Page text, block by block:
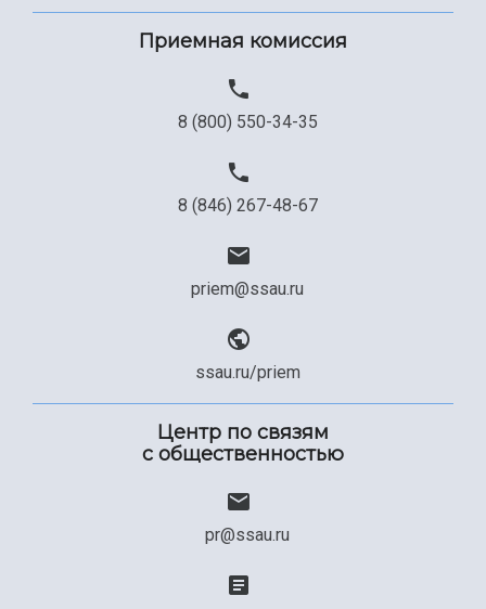
Приемная комиссия
8 (800) 550-34-35
8 (846) 267-48-67
priem@ssau.ru
ssau.ru/priem
Центр по связям
с общественностью
pr@ssau.ru